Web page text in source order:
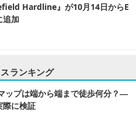
Hardline』が10月14日からE
加
ランキング
ップは端から端まで徒歩何分？―
際に検証